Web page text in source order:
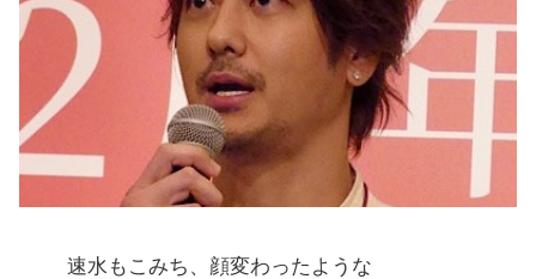
速水もこみち、顔変わったような